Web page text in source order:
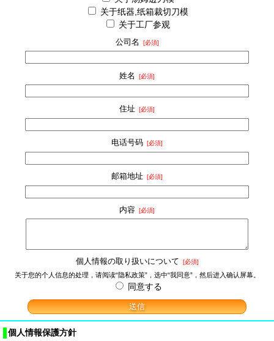
关于纸器,纸箱裁切刀模
关于工厂参观
公司名 [必須]
姓名 [必須]
住址 [必須]
电话号码 [必須]
邮箱地址 [必須]
内容 [必須]
個人情報の取り扱いについて [必須]
关于您的个人信息的处理，请阅读“隐私政策”，选中“我同意”，然后进入确认屏幕。
同意する
個人情報保護方針